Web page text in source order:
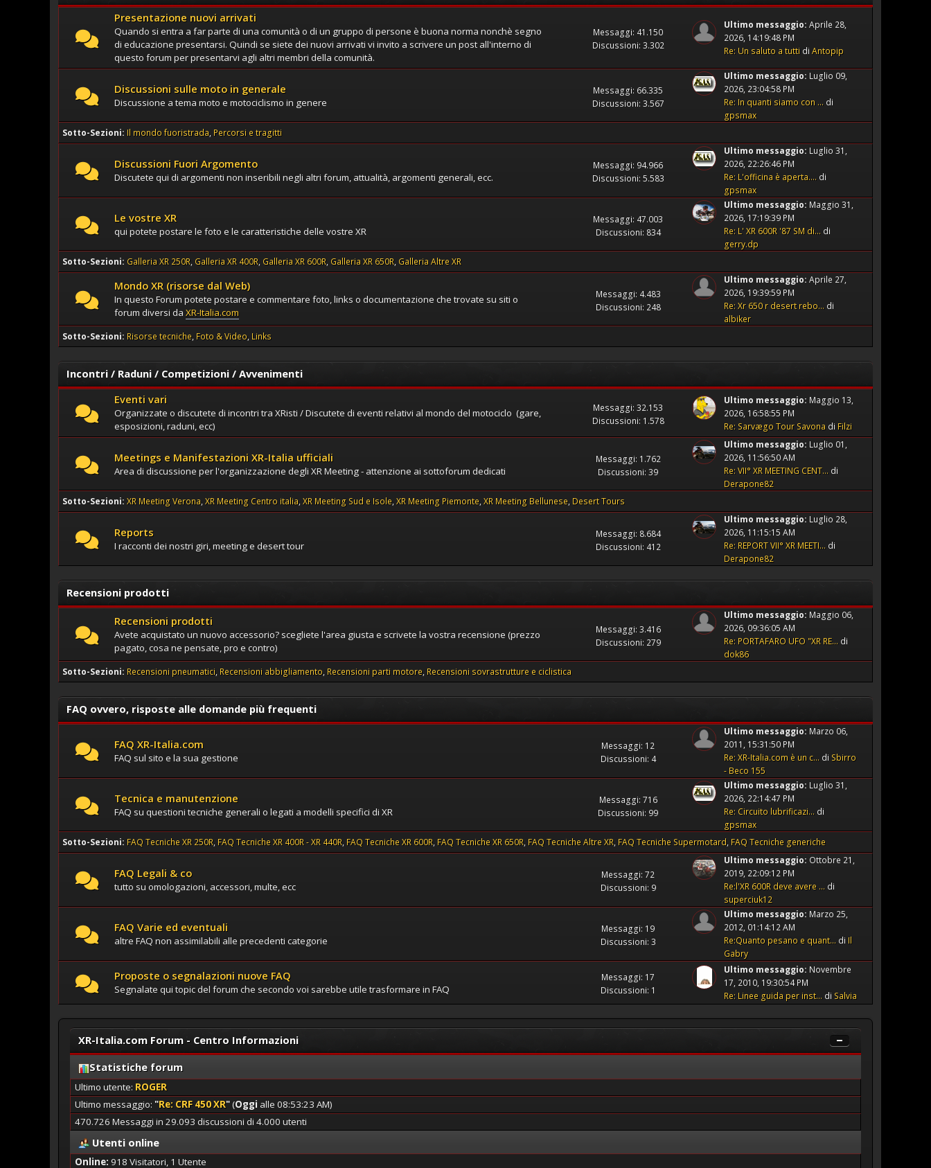
Presentazione nuovi arrivati
Quando si entra a far parte di una comunità o di un gruppo di persone è buona norma nonchè segno
di educazione presentarsi. Quindi se siete dei nuovi arrivati vi invito a scrivere un post all'interno di
questo forum per presentarvi agli altri membri della comunità.
Messaggi: 41.150
Discussioni: 3.302
Ultimo messaggio:Aprile 28,
2026, 14:19:48 PM
Re: Un saluto a tutti diAntopip
Discussioni sulle moto in generale
Discussione a tema moto e motociclismo in genere
Messaggi: 66.335
Discussioni: 3.567
Ultimo messaggio: Luglio 09,
2026, 23:04:58 PM
Re: In quanti siamo con ... di
gpsmax
Sotto-Sezioni Il mondo fuoristrada Percorsi e tragitti
Discussioni Fuori Argomento
Discutete qui di argomenti non inseribili negli altri forum, attualità, argomenti generali, ecc.
Messaggi: 94.966
Discussioni: 5.583
Ultimo messaggio: Luglio 31,
2026, 22:26:46 PM
Re: L'officina è aperta.... di
gpsmax
Le vostre XR
qui potete postare le foto e le caratteristiche delle vostre XR
Messaggi: 47.003
Discussioni: 834
Ultimo messaggio: Maggio 31,
2026, 17:19:39 PM
Re: L' XR 600R '87 SM di... di
gerry.dp
Sotto-Sezioni Galleria XR 250R Galleria XR 400R Galleria XR 600R Galleria XR 650R Galleria Altre XR
Mondo XR (risorse dal Web)
In questo Forum potete postare e commentare foto, links o documentazione che trovate su siti o
forum diversi da XR-Italia.com
Messaggi: 4.483
Discussioni: 248
Ultimo messaggio:Aprile 27,
2026, 19:39:59 PM
Re: Xr 650 r desert rebo... di
albiker
Sotto-Sezioni Risorse tecniche Foto & Video Links
Incontri / Raduni / Competizioni / Avvenimenti
Eventi vari
Organizzate o discutete di incontri tra XRisti / Discutete di eventi relativi al mondo del motociclo (gare,
esposizioni, raduni, ecc)
Messaggi: 32.153
Discussioni: 1.578
Ultimo messaggio: Maggio 13,
2026, 16:58:55 PM
Re: Sarvægo Tour Savona di Filzi
Meetings e Manifestazioni XR-Italia ufficiali
Area di discussione per l'organizzazione degli XR Meeting - attenzione ai sottoforum dedicati
Messaggi: 1.762
Discussioni: 39
Ultimo messaggio: Luglio 01,
2026, 11:56:50 AM
Re: VII° XR MEETING CENT... di
Derapone82
Sotto-Sezioni XR Meeting Verona XR Meeting Centro italia XR Meeting Sud e Isole XR Meeting Piemonte XR Meeting Bellunese Desert Tours
Reports
I racconti dei nostri giri, meeting e desert tour
Messaggi: 8.684
Discussioni: 412
Ultimo messaggio: Luglio 28,
2026, 11:15:15 AM
Re: REPORT VII° XR MEETI... di
Derapone82
Recensioni prodotti
Recensioni prodotti
Avete acquistato un nuovo accessorio? scegliete l'area giusta e scrivete la vostra recensione (prezzo
pagato, cosa ne pensate, pro e contro)
Messaggi: 3.416
Discussioni: 279
Ultimo messaggio: Maggio 06,
2026, 09:36:05 AM
Re: PORTAFARO UFO "XR RE... di
dok86
Sotto-Sezioni Recensioni pneumatici Recensioni abbigliamento Recensioni parti motore Recensioni sovrastrutture e ciclistica
FAQ ovvero, risposte alle domande più frequenti
FAQ XR-Italia.com
FAQ sul sito e la sua gestione
Messaggi: 12
Discussioni: 4
Ultimo messaggio: Marzo 06,
2011, 15:31:50 PM
Re: XR-Italia.com è un c... di Sbirro
- Beco 155
Tecnica e manutenzione
FAQ su questioni tecniche generali o legati a modelli specifici di XR
Messaggi: 716
Discussioni: 99
Ultimo messaggio: Luglio 31,
2026, 22:14:47 PM
Re: Circuito lubrificazi... di
gpsmax
Sotto-Sezioni FAQ Tecniche XR 250R FAQ Tecniche XR 400R - XR 440R FAQ Tecniche XR 600R FAQ Tecniche XR 650R FAQ Tecniche Altre XR FAQ Tecniche Supermotard FAQ Tecniche generiche
FAQ Legali & co
tutto su omologazioni, accessori, multe, ecc
Messaggi: 72
Discussioni: 9
Ultimo messaggio: Ottobre 21,
2019, 22:09:12 PM
Re:l'XR 600R deve avere ... di
superciuk12
FAQ Varie ed eventuali
altre FAQ non assimilabili alle precedenti categorie
Messaggi: 19
Discussioni: 3
Ultimo messaggio: Marzo 25,
2012, 01:14:12 AM
Re:Quanto pesano e quant... di Il
Gabry
Proposte o segnalazioni nuove FAQ
Segnalate qui topic del forum che secondo voi sarebbe utile trasformare in FAQ
Messaggi: 17
Discussioni: 1
Ultimo messaggio: Novembre
17, 2010, 19:30:54 PM
Re: Linee guida per inst... di Salvia
XR-Italia.com Forum - Centro Informazioni
Statistiche forum
Ultimo utente: ROGER
Ultimo messaggio: "Re: CRF 450 XR"(Oggi alle 08:53:23 AM)
470.726 Messaggi in 29.093 discussioni di 4.000 utenti
Utenti online
Online: 918 Visitatori, 1 Utente